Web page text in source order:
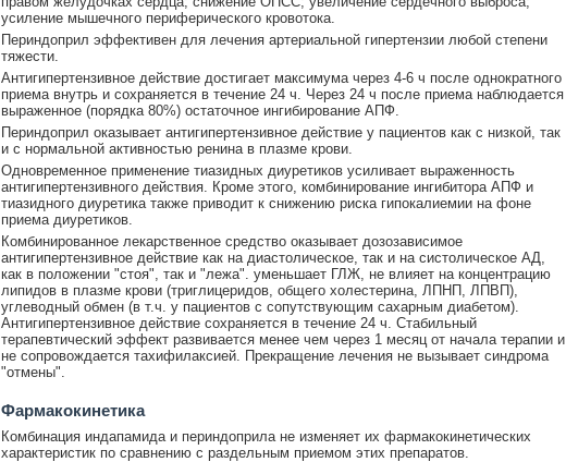
усиление мышечного периферического кровотока.
Периндоприл эффективен для лечения артериальной гипертензии любой степени
тяжести.
Антигипертензивное действие достигает максимума через 4-6 ч после однократного
приема внутрь и сохраняется в течение 24 ч. Через 24 ч после приема наблюдается
выраженное (порядка 80%) остаточное ингибирование АПФ.
Периндоприл оказывает антигипертензивное действие у пациентов как с низкой, так
и с нормальной активностью ренина в плазме крови.
Одновременное применение тиазидных диуретиков усиливает выраженность
антигипертензивного действия. Кроме этого, комбинирование ингибитора АПФ и
тиазидного диуретика также приводит к снижению риска гипокалиемии на фоне
приема диуретиков.
Комбинированное лекарственное средство оказывает дозозависимое
антигипертензивное действие как на диастолическое, так и на систолическое АД,
как в положении "стоя", так и "лежа". уменьшает ГЛЖ, не влияет на концентрацию
липидов в плазме крови (триглицеридов, общего холестерина, ЛПНП, ЛПВП),
углеводный обмен (в т.ч. у пациентов с сопутствующим сахарным диабетом).
Антигипертензивное действие сохраняется в течение 24 ч. Стабильный
терапевтический эффект развивается менее чем через 1 месяц от начала терапии и
не сопровождается тахифилаксией. Прекращение лечения не вызывает синдрома
"отмены".
Фармакокинетика
Комбинация индапамида и периндоприла не изменяет их фармакокинетических
характеристик по сравнению с раздельным приемом этих препаратов.